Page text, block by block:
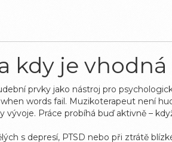
kdy je
prvky jako nástroj pro
words fail. Muzikoterapeut není
Práce probíhá buď aktivně –
s depresí, PTSD nebo při ztrátě